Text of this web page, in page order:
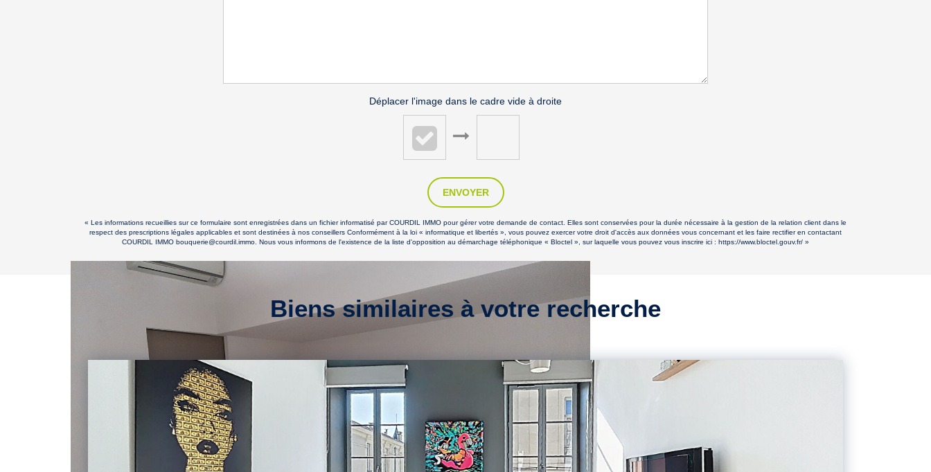
Déplacer l'image dans le cadre vide à droite
ENVOYER
« Les informations recueillies sur ce formulaire sont enregistrées dans un fichier informatisé par COURDIL IMMO pour gérer votre demande de contact. Elles sont conservées pour la durée nécessaire à la gestion de la relation client dans le
respect des prescriptions légales applicables et sont destinées à nos conseillers Conformément à la loi « informatique et libertés », vous pouvez exercer votre droit d'accès aux données vous concernant et les faire rectifier en contactant
COURDIL IMMO bouquerie@courdil.immo. Nous vous informons de l'existence de la liste d'opposition au démarchage téléphonique « Bloctel », sur laquelle vous pouvez vous inscrire ici : https://www.bloctel.gouv.fr/ »
Biens similaires à votre recherche